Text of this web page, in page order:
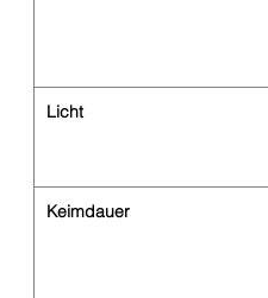
Licht
Keimdauer